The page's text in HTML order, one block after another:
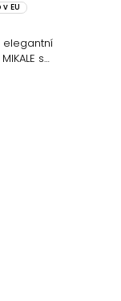
EU
elegantní
s